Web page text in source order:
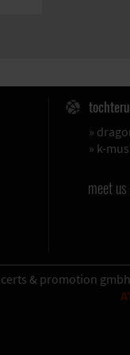
»
» k-
meet
& promotion gmbh